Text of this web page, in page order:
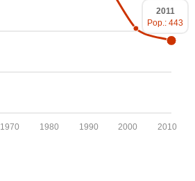
2010
2000
1990
1980
1970
2011
Pop.: 443